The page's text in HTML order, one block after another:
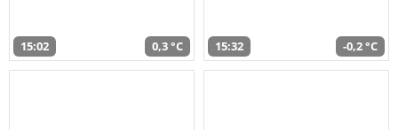
15:02 0,3 °C 15:32 -0,2 °C